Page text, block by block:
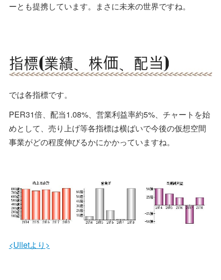
ーとも提携しています。まさに未来の世界ですね。
では各指標です。
PER31倍、配当1.08%、営業利益率約5%、チャートを始
めとして、売り上げ等各指標は横ばいで今後の仮想空間
事業がどの程度伸びるかにかかっていますね。
<Ulletより>